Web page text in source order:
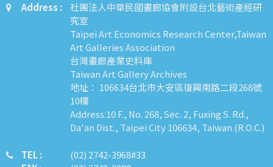
Address :
社團法人中華民國畫廊協會附設台北藝術產經研
究室
Taipei Art Economics Research Center,Taiwan
Art Galleries Association
台灣畫廊產業史料庫
Taiwan Art Gallery Archives
地址： 106634台北市大安區復興南路二段268號
10樓
Address:10 F., No. 268, Sec. 2, Fuxing S. Rd.,
Da'an Dist., Taipei City 106634, Taiwan (R.O.C.)
TEL :
​​​​(02) 2742-3968#33